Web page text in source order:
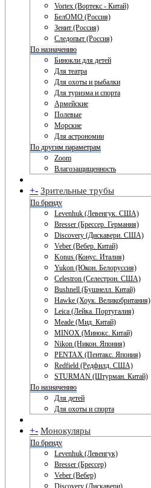
Vortex (Вортекс - Китай)
БелОМО (Россия)
Зенит (Россия)
Следопыт (Россия)
По назначению
Бинокли для детей
Для театра
Для охоты и рыбалки
Для туризма и спорта
Армейские
Полевые
Морские
Для астрономии
По другим параметрам
Zoom
Влагозащищенность
+- Зрительные трубы
По бренду
Levenhuk (Левенгук. США)
Bresser (Брессер. Германия)
Discovery (Дискавери. США)
Veber (Вебер. Китай)
Konus (Конус. Италия)
Yukon (Юкон. Белоруссия)
Celestron (Селестрон. США)
Bushnell (Бушнелл. Китай)
Hawke (Хоук. Великобритания)
Leica (Лейка. Португалия)
Meade (Мид. Китай)
MINOX (Минокс. Китай)
Nikon (Никон. Япония)
PENTAX (Пентакс. Япония)
Redfield (Редфилд. США)
STURMAN (Штурман. Китай)
По назначению
Для детей
Для охоты и спорта
+- Монокуляры
По бренду
Levenhuk (Левенгук)
Bresser (Брессер)
Veber (Вебер)
Discovery (Дискавери)